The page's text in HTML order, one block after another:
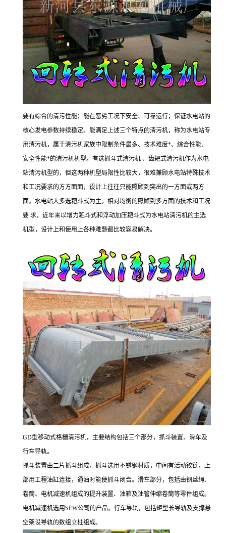
要有综合的清污性能；能在恶劣工况下安全、可靠运行；保证水电站的
核心发电参数持续稳定。能满足上述三个特点的清污机，称为水电站专
用清污机，属于清污机家族中限制条件最多、技术难度*、综合性能、
安全性能*的清污机机型。有选抓斗式清污机 、齿耙式清污机作为水电
站清污机型的，但这两种机型局限性比较大，很难兼顾水电站特殊技术
和工况要求的方方面面，设计上往往只能照顾到突出的一方面或两方
面。水电站大多选耙斗式为主，相对均衡的照顾到多方面的技术和工况
要 求，近年来以增力耙斗式和浮动加压耙斗式为水电站清污机的主选
机型，设计上和使用上各种难题都比较容易解决。
GD型移动式格栅清污机，主要结构包括三个部分，抓斗装置、滑车及
行车导轨。
抓斗装置由二片抓斗组成，抓斗选用不锈钢材质，中间有活动铰链，上
部用工程油缸连接，通油时能使抓斗闭合。滑车部分，包括由钢丝绳、
卷筒、电机减速机组成的提升装置、油箱及油管伸缩卷筒等零件组成。
电机减速机选用SEW公司的产品。行车导轨，包括矩型长导轨及支撑悬
空架设导轨的数组立柱组成。